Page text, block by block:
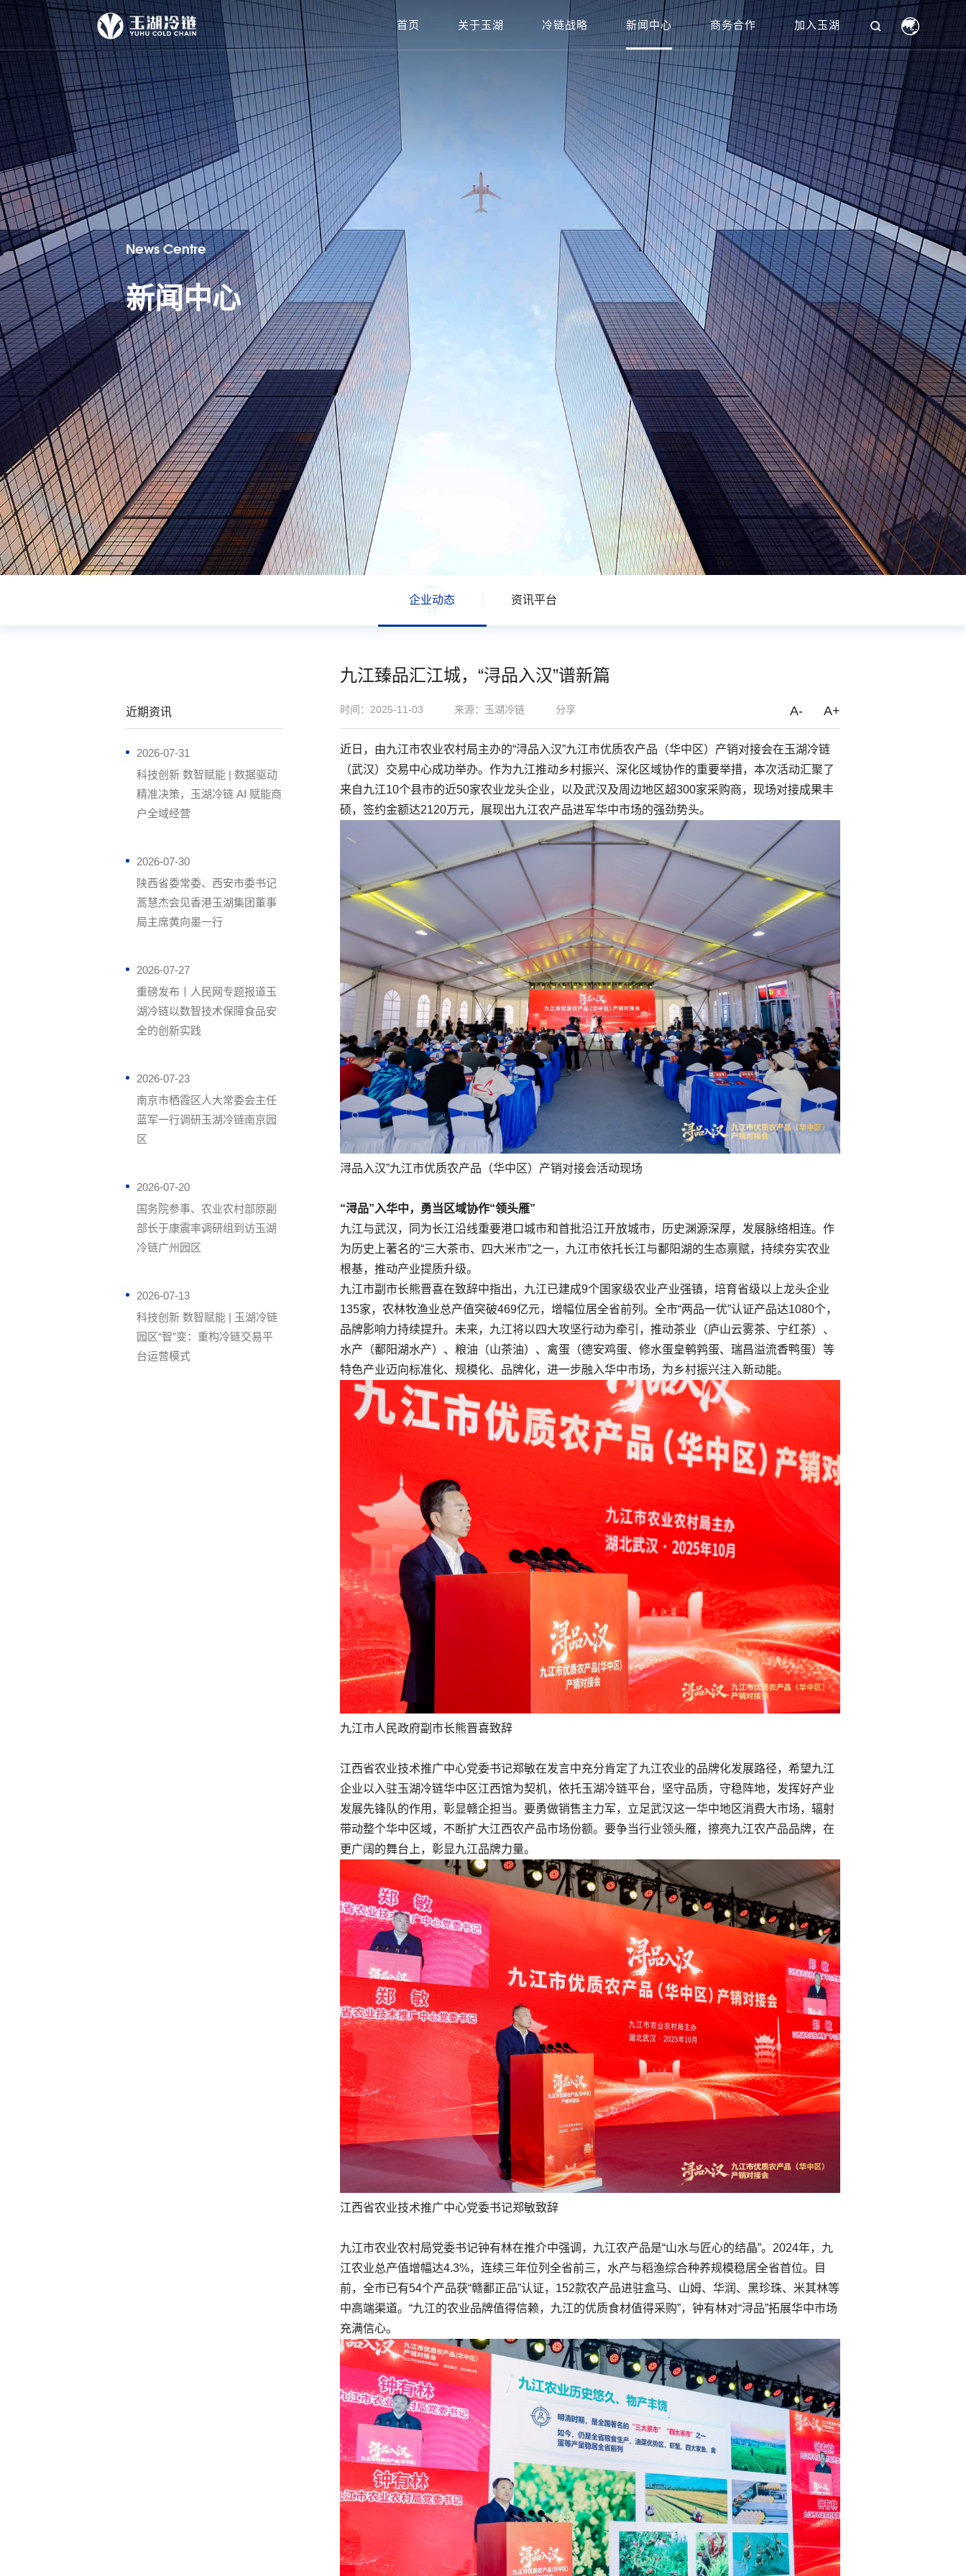
首页 关于玉湖 冷链战略 新闻中心 商务合作 加入玉湖
News Centre
新闻中心
企业动态 资讯平台
九江臻品汇江城，“浔品入汉”谱新篇
时间：2025-11-03 来源：玉湖冷链 分享 A- A+
近日，由九江市农业农村局主办的“浔品入汉”九江市优质农产品（华中区）产销对接会在玉湖冷链
（武汉）交易中心成功举办。作为九江推动乡村振兴、深化区域协作的重要举措，本次活动汇聚了
来自九江10个县市的近50家农业龙头企业，以及武汉及周边地区超300家采购商，现场对接成果丰
硕，签约金额达2120万元，展现出九江农产品进军华中市场的强劲势头。
浔品入汉”九江市优质农产品（华中区）产销对接会活动现场
“浔品”入华中，勇当区域协作“领头雁”
九江与武汉，同为长江沿线重要港口城市和首批沿江开放城市，历史渊源深厚，发展脉络相连。作
为历史上著名的“三大茶市、四大米市”之一，九江市依托长江与鄱阳湖的生态禀赋，持续夯实农业
根基，推动产业提质升级。
九江市副市长熊晋喜在致辞中指出，九江已建成9个国家级农业产业强镇，培育省级以上龙头企业
135家，农林牧渔业总产值突破469亿元，增幅位居全省前列。全市“两品一优”认证产品达1080个，
品牌影响力持续提升。未来，九江将以四大攻坚行动为牵引，推动茶业（庐山云雾茶、宁红茶）、
水产（鄱阳湖水产）、粮油（山茶油）、禽蛋（德安鸡蛋、修水蛋皇鹌鹑蛋、瑞昌溢流香鸭蛋）等
特色产业迈向标准化、规模化、品牌化，进一步融入华中市场，为乡村振兴注入新动能。
九江市人民政府副市长熊晋喜致辞
江西省农业技术推广中心党委书记郑敏在发言中充分肯定了九江农业的品牌化发展路径，希望九江
企业以入驻玉湖冷链华中区江西馆为契机，依托玉湖冷链平台，坚守品质，守稳阵地，发挥好产业
发展先锋队的作用，彰显赣企担当。要勇做销售主力军，立足武汉这一华中地区消费大市场，辐射
带动整个华中区域，不断扩大江西农产品市场份额。要争当行业领头雁，擦亮九江农产品品牌，在
更广阔的舞台上，彰显九江品牌力量。
江西省农业技术推广中心党委书记郑敏致辞
九江市农业农村局党委书记钟有林在推介中强调，九江农产品是“山水与匠心的结晶”。2024年，九
江农业总产值增幅达4.3%，连续三年位列全省前三，水产与稻渔综合种养规模稳居全省首位。目
前，全市已有54个产品获“赣鄱正品”认证，152款农产品进驻盒马、山姆、华润、黑珍珠、米其林等
中高端渠道。“九江的农业品牌值得信赖，九江的优质食材值得采购”，钟有林对“浔品”拓展华中市场
充满信心。
近期资讯
2026-07-31
科技创新 数智赋能 | 数据驱动
精准决策，玉湖冷链 AI 赋能商
户全域经营
2026-07-30
陕西省委常委、西安市委书记
蒿慧杰会见香港玉湖集团董事
局主席黄向墨一行
2026-07-27
重磅发布丨人民网专题报道玉
湖冷链以数智技术保障食品安
全的创新实践
2026-07-23
南京市栖霞区人大常委会主任
蓝军一行调研玉湖冷链南京园
区
2026-07-20
国务院参事、农业农村部原副
部长于康震率调研组到访玉湖
冷链广州园区
2026-07-13
科技创新 数智赋能 | 玉湖冷链
园区“智”变：重构冷链交易平
台运营模式